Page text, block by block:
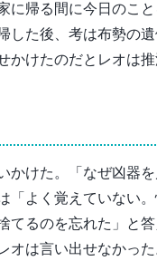
に帰る間に今日のこと
した後、考は布勢の
かけたのだとレオは推
かけた。「なぜ凶器
「よく覚えていない
てるのを忘れた」と
オは言い出せなかっ